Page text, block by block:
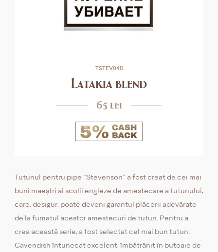
TSTEV045
Latakia blend
65 lei
Tutunul pentru pipe “Stevenson” a fost creat de cei mai
buni maeștri ai școlii engleze de amestecare a tutunului,
care, desigur, poate deveni garantul plăcerii adevărate
de la fumatul acestor amestecuri de tutun. Pentru a
crea această serie, a fost selectat cel mai bun tutun:
Cavendish întunecat excelent, îmbătrânit în butoaie de